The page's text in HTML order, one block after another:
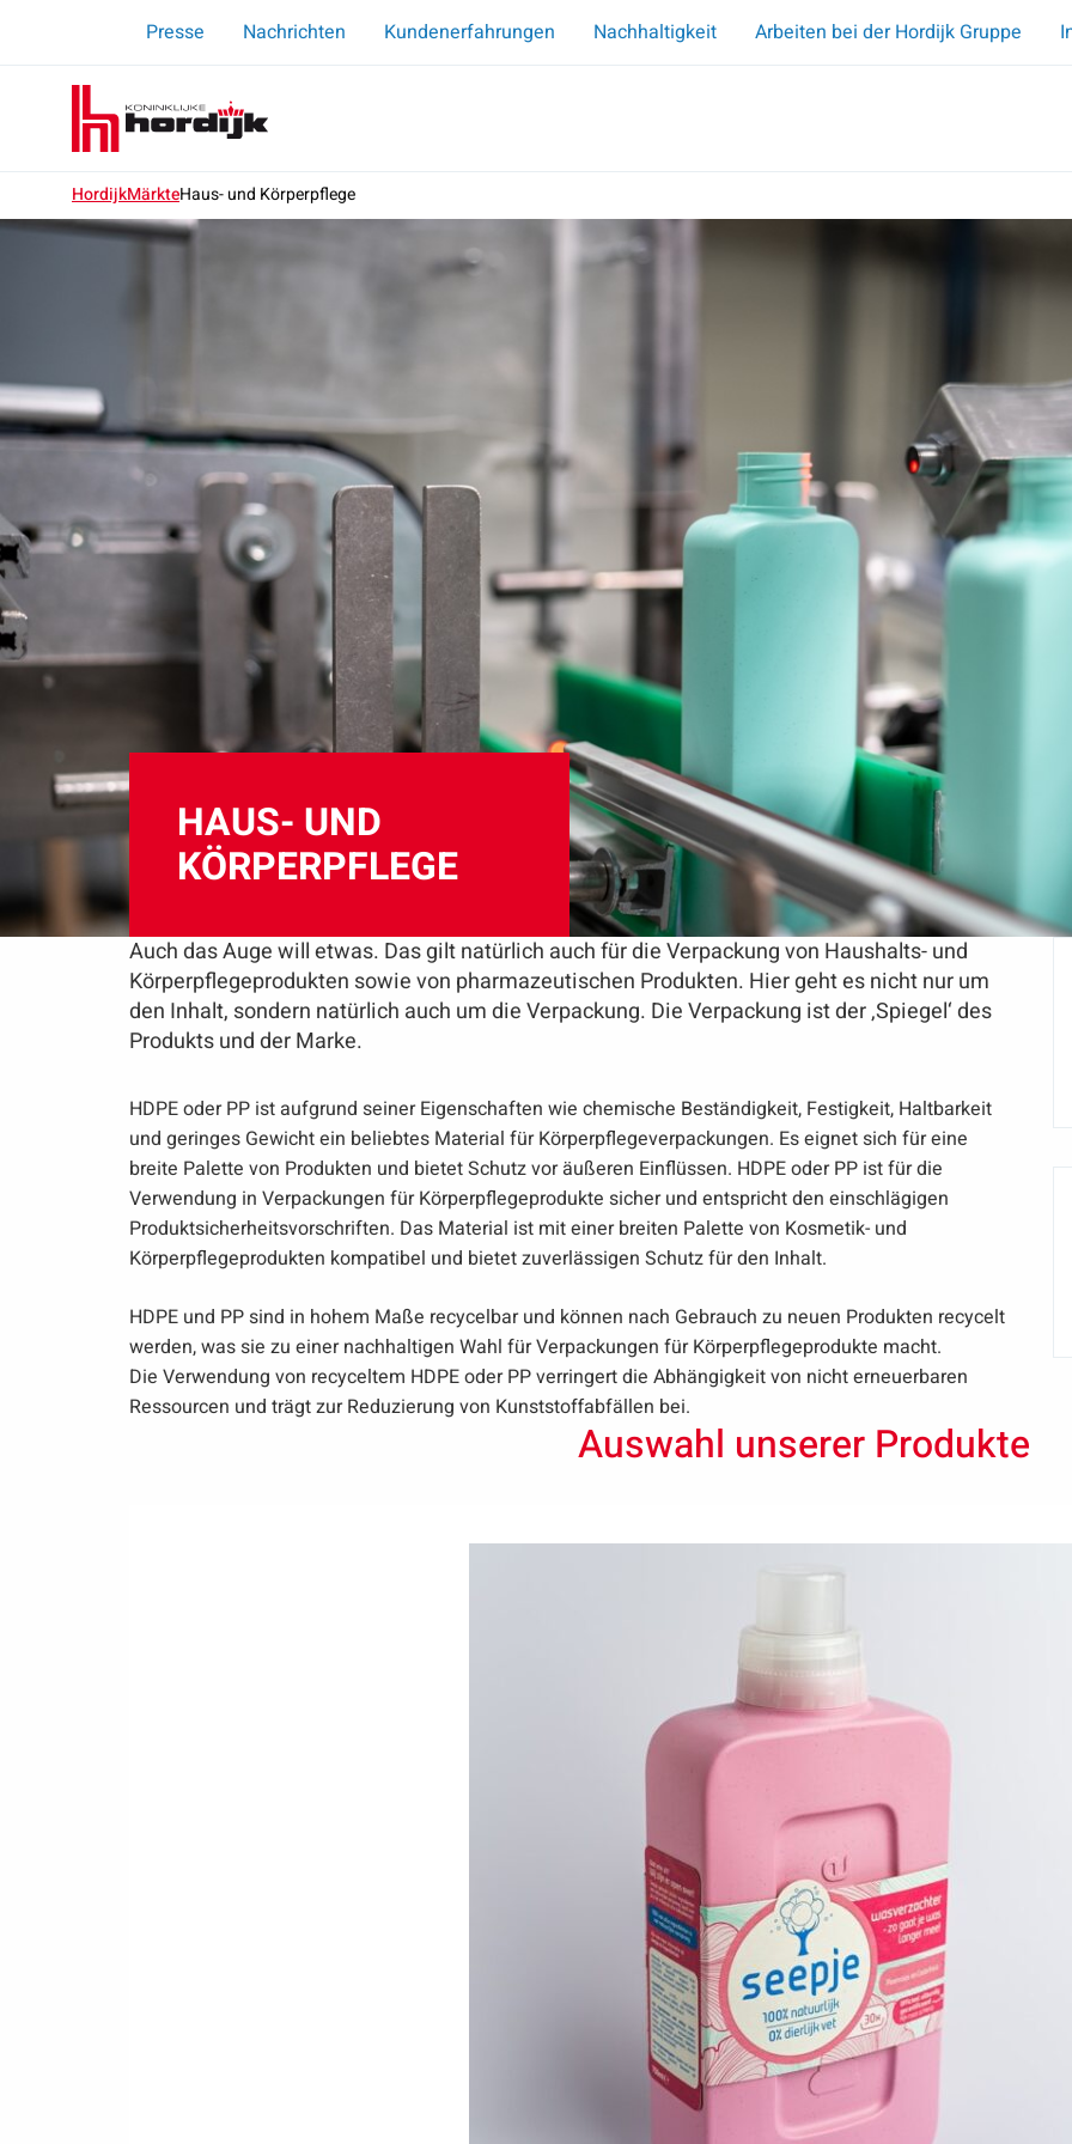
Presse Nachrichten Kundenerfahrungen Nachhaltigkeit Arbeiten bei der Hordijk Gruppe
Koninklijke
Hordijk
–
DE
HordijkMärkteHaus- und Körperpflege
HAUS- UND
KÖRPERPFLEGE
Auch das Auge will etwas. Das gilt natürlich auch für die Verpackung von Haushalts- und
Körperpflegeprodukten sowie von pharmazeutischen Produkten. Hier geht es nicht nur um
den Inhalt, sondern natürlich auch um die Verpackung. Die Verpackung ist der ‚Spiegel‘ des
Produkts und der Marke.
HDPE oder PP ist aufgrund seiner Eigenschaften wie chemische Beständigkeit, Festigkeit, Haltbarkeit
und geringes Gewicht ein beliebtes Material für Körperpflegeverpackungen. Es eignet sich für eine
breite Palette von Produkten und bietet Schutz vor äußeren Einflüssen. HDPE oder PP ist für die
Verwendung in Verpackungen für Körperpflegeprodukte sicher und entspricht den einschlägigen
Produktsicherheitsvorschriften. Das Material ist mit einer breiten Palette von Kosmetik- und
Körperpflegeprodukten kompatibel und bietet zuverlässigen Schutz für den Inhalt.
HDPE und PP sind in hohem Maße recycelbar und können nach Gebrauch zu neuen Produkten recycelt
werden, was sie zu einer nachhaltigen Wahl für Verpackungen für Körperpflegeprodukte macht.
Die Verwendung von recyceltem HDPE oder PP verringert die Abhängigkeit von nicht erneuerbaren
Ressourcen und trägt zur Reduzierung von Kunststoffabfällen bei.
Auswahl unserer Produkte